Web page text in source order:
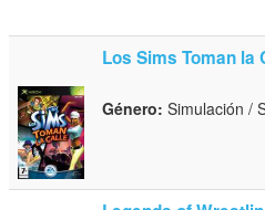
Los Sims Toman la
Género: Simulación /